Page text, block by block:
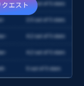
今すぐ購入